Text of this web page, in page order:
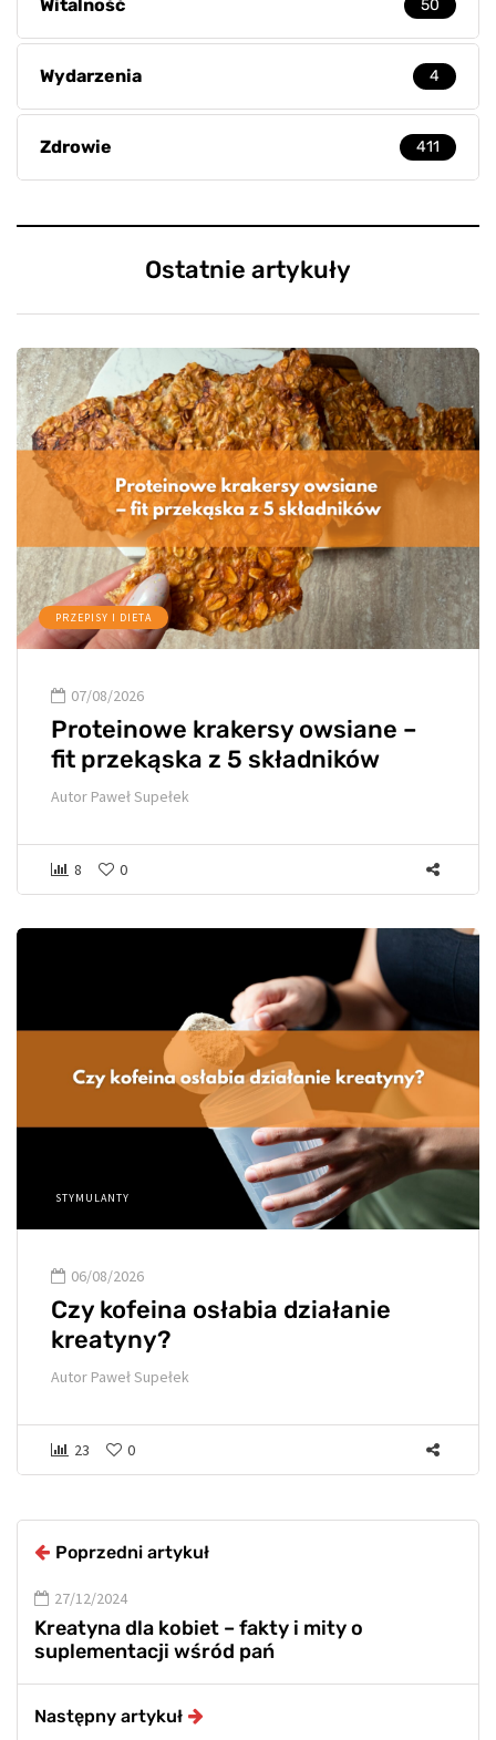
Witalność 50
Wydarzenia 4
Zdrowie 411
Ostatnie artykuły
PRZEPISY I DIETA
07/08/2026
Proteinowe krakersy owsiane –
fit przekąska z 5 składników
Autor Paweł Supełek
8 0
STYMULANTY
06/08/2026
Czy kofeina osłabia działanie
kreatyny?
Autor Paweł Supełek
23 0
Poprzedni artykuł
27/12/2024
Kreatyna dla kobiet – fakty i mity o
suplementacji wśród pań
Następny artykuł